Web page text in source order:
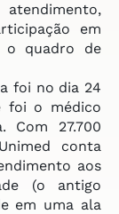
em
o quadro de
foi no dia 24
foi o médico
Com 27.700
conta
aos
(o antigo
em uma ala